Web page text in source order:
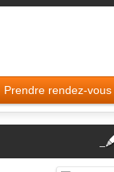
Prendre rendez-vous
fermer